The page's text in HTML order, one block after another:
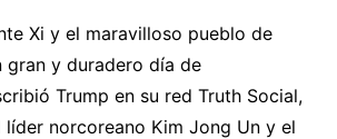
Xi y el maravilloso pueblo de
gran y duradero día de
Trump en su red Truth Social,
norcoreano Kim Jong Un y el